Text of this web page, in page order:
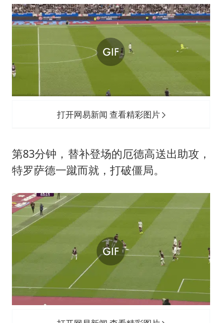
打开网易新闻 查看精彩图片
第83分钟，替补登场的厄德高送出助攻，
特罗萨德一蹴而就，打破僵局。